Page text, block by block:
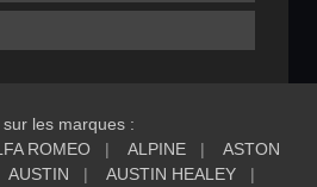
sur les marques :
ROMEO ALPINE
ASTON
AUSTIN
AUSTIN HEALEY